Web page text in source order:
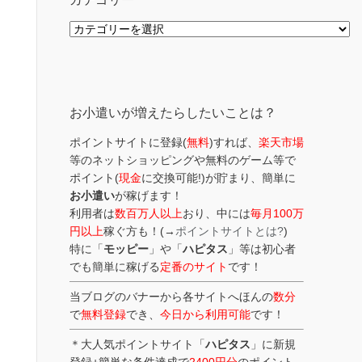
カ
お小遣いが増えたらしたいことは？
ポイントサイトに登録(無料)すれば、 楽天市場
等のネットショッピングや無料のゲーム等で
ポイント(現金に交換可能!)が貯まり、簡単に
お小遣いが稼げます！
利用者は数百万人以上おり、中には毎月100万
円以上稼ぐ方も！(→ ポイントサイトとは?)
特に「モッピー 」や「ハピタス 」等は初心者
でも簡単に稼げる定番のサイト です！
当ブログのバナーから各サイトへほんの数分
で無料登録でき、 今日から利用可能です！
＊大人気ポイントサイト「ハピタス 」に新規